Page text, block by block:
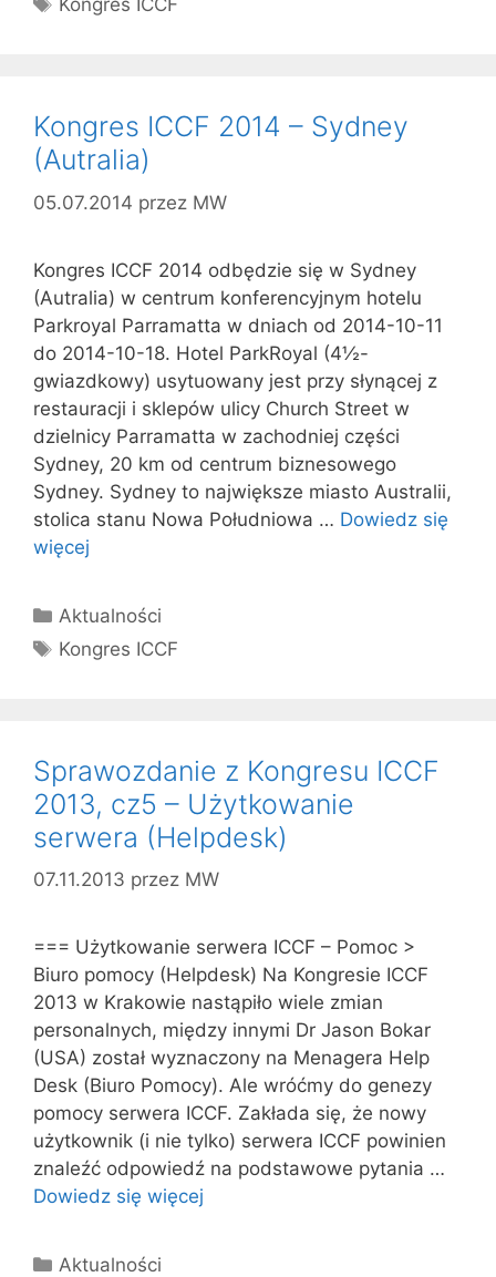
Kongres ICCF
Kongres ICCF 2014 – Sydney
(Autralia)
05.07.2014 przez MW
Kongres ICCF 2014 odbędzie się w Sydney
(Autralia) w centrum konferencyjnym hotelu
Parkroyal Parramatta w dniach od 2014-10-11
do 2014-10-18. Hotel ParkRoyal (4½-
gwiazdkowy) usytuowany jest przy słynącej z
restauracji i sklepów ulicy Church Street w
dzielnicy Parramatta w zachodniej części
Sydney, 20 km od centrum biznesowego
Sydney. Sydney to największe miasto Australii,
stolica stanu Nowa Południowa … Dowiedz się
więcej
Kategorie
Aktualności
Tagi
Kongres ICCF
Sprawozdanie z Kongresu ICCF
2013, cz5 – Użytkowanie
serwera (Helpdesk)
07.11.2013 przez MW
=== Użytkowanie serwera ICCF – Pomoc >
Biuro pomocy (Helpdesk) Na Kongresie ICCF
2013 w Krakowie nastąpiło wiele zmian
personalnych, między innymi Dr Jason Bokar
(USA) został wyznaczony na Menagera Help
Desk (Biuro Pomocy). Ale wróćmy do genezy
pomocy serwera ICCF. Zakłada się, że nowy
użytkownik (i nie tylko) serwera ICCF powinien
znaleźć odpowiedź na podstawowe pytania …
Dowiedz się więcej
Kategorie
Aktualności